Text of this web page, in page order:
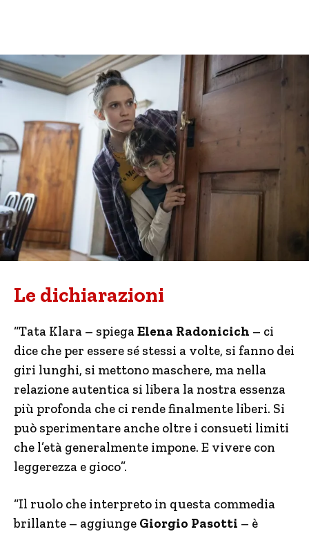
Le dichiarazioni
“Tata Klara – spiegaElena Radonicich – ci
dice che per essere sé stessi a volte, si fanno dei
giri lunghi, si mettono maschere, ma nella
relazione autentica si libera la nostra essenza
più profonda che ci rende finalmente liberi. Si
può sperimentare anche oltre i consueti limiti
che l’età generalmente impone. E vivere con
leggerezza e gioco”.
“Il ruolo che interpreto in questa commedia
brillante – aggiunge Giorgio Pasotti – è